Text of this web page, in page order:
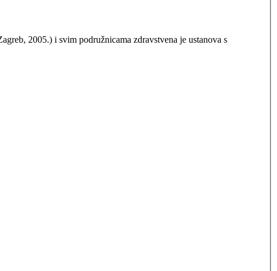
2005.) i svim podružnicama zdravstvena je ustanova s